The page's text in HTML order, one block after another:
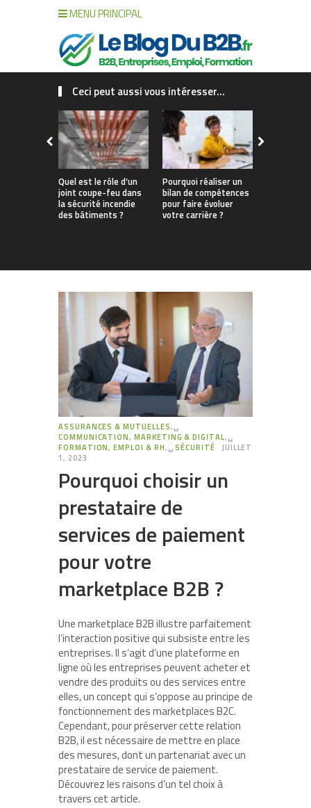
MENU PRINCIPAL
Ceci peut aussi vous intéresser...
Quel est le rôle d’un
joint coupe-feu dans
la sécurité incendie
des bâtiments ?
Pourquoi réaliser un
bilan de compétences
pour faire évoluer
votre carrière ?
ASSURANCES & MUTUELLES,␣
COMMUNICATION, MARKETING & DIGITAL,␣
FORMATION, EMPLOI & RH,␣SÉCURITÉ
JUILLET
1, 2023
Pourquoi choisir un
prestataire de
services de paiement
pour votre
marketplace B2B ?
Une marketplace B2B illustre parfaitement
l’interaction positive qui subsiste entre les
entreprises. Il s’agit d’une plateforme en
ligne où les entreprises peuvent acheter et
vendre des produits ou des services entre
elles, un concept qui s’oppose au principe de
fonctionnement des marketplaces B2C.
Cependant, pour préserver cette relation
B2B, il est nécessaire de mettre en place
des mesures, dont un partenariat avec un
prestataire de service de paiement.
Découvrez les raisons d’un tel choix à
travers cet article.